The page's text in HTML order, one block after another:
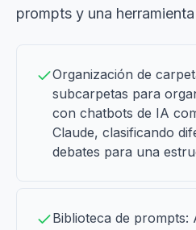
prompts y una
Organización de
subcarpetas para
con chatbots de IA
Claude, clasificando
debates para una
Biblioteca de prompts: